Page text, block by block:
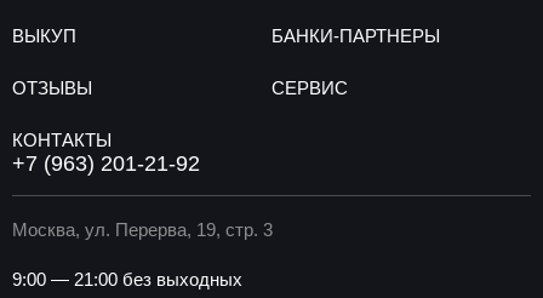
ВЫКУП БАНКИ-ПАРТНЕРЫ
ОТЗЫВЫ СЕРВИС
КОНТАКТЫ
+7 (963) 201-21-92
Москва, ул. Перерва, 19, стр. 3
9:00 — 21:00 без выходных